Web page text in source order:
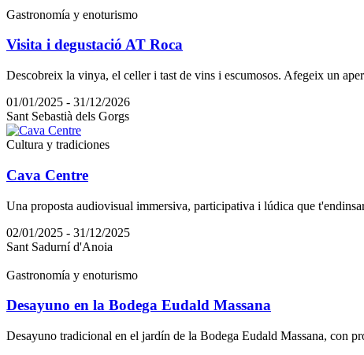
Gastronomía y enoturismo
Visita i degustació AT Roca
Descobreix la vinya, el celler i tast de vins i escumosos. Afegeix un
01/01/2025 - 31/12/2026
Sant Sebastià dels Gorgs
Cultura y tradiciones
Cava Centre
Una proposta audiovisual immersiva, participativa i lúdica que
02/01/2025 - 31/12/2025
Sant Sadurní d'Anoia
Gastronomía y enoturismo
Desayuno en la Bodega Eudald Massana
Desayuno tradicional en el jardín de la Bodega Eudald Massana, con